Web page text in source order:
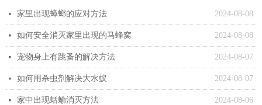
2024-08-08
넷 家里出现蟑螂的应对方法
2024-08-08
넷 如何安全消灭家里出现的马蜂窝
2024-08-07
넷 宠物身上有跳蚤的解决方法
2024-08-07
넷 如何用杀虫剂解决大水蚁
2024-08-06
넷 家中出现蛞蝓消灭方法